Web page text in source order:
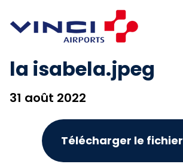
la isabela.jpeg
31 août 2022
Télécharger le fichier